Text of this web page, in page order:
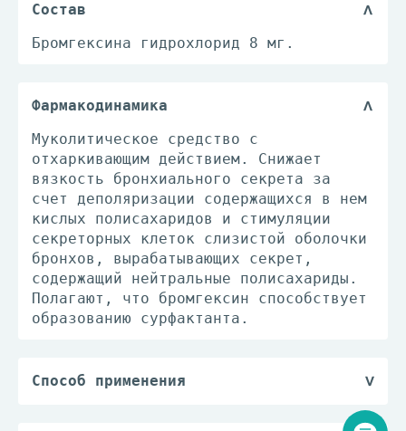
Состав
Бромгексина гидрохлорид 8 мг.
Фармакодинамика
Муколитическое средство с
отхаркивающим действием. Снижает
вязкость бронхиального секрета за
счет деполяризации содержащихся в нем
кислых полисахаридов и стимуляции
секреторных клеток слизистой оболочки
бронхов, вырабатывающих секрет,
содержащий нейтральные полисахариды.
Полагают, что бромгексин способствует
образованию сурфактанта.
Способ применения